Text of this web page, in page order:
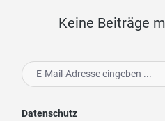
Keine Beiträge
Datenschutz